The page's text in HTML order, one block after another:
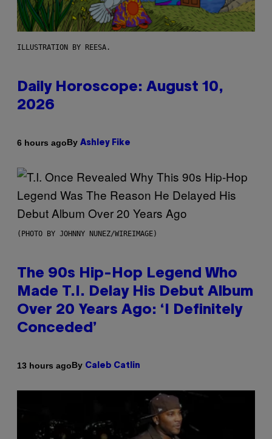
ILLUSTRATION BY REESA.
Daily Horoscope: August 10,
2026
6 hours agoBy Ashley Fike
(PHOTO BY JOHNNY NUNEZ/WIREIMAGE)
The 90s Hip-Hop Legend Who
Made T.I. Delay His Debut Album
Over 20 Years Ago: ‘I Definitely
Conceded’
13 hours agoBy Caleb Catlin